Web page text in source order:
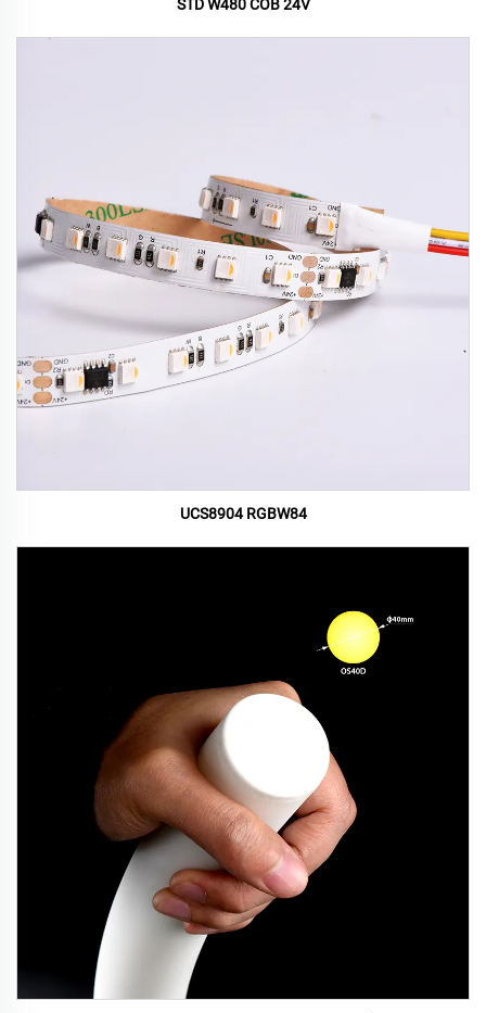
STD W480 COB 24V
UCS8904 RGBW84